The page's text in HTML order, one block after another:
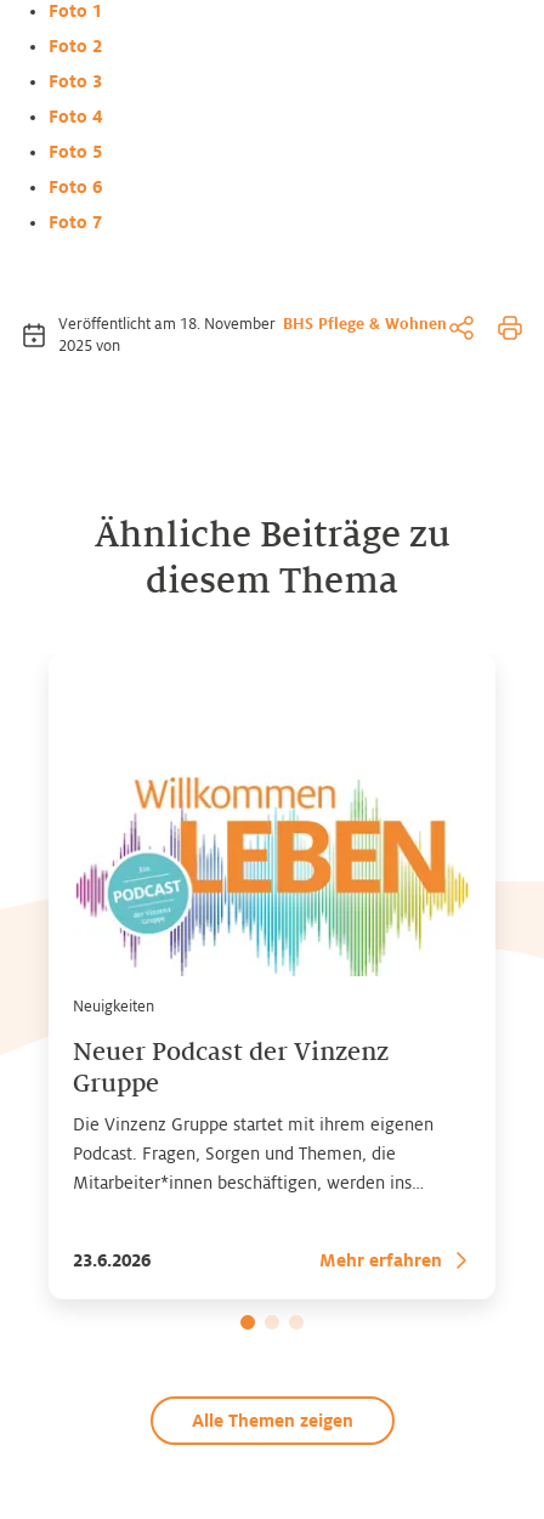
Foto 1
Foto 2
Foto 3
Foto 4
Foto 5
Foto 6
Foto 7
Veröffentlicht am 18. November
2025 von
BHS Pflege & Wohnen
Ähnliche Beiträge zu
diesem Thema
Neuigkeiten
Neuer Podcast der Vinzenz
Gruppe
Die Vinzenz Gruppe startet mit ihrem eigenen
Podcast. Fragen, Sorgen und Themen, die
Mitarbeiter*innen beschäftigen, werden ins
auf allen gängigen Streaming-Plattformen
23.6.2026 Mehr erfahren
Alle Themen zeigen